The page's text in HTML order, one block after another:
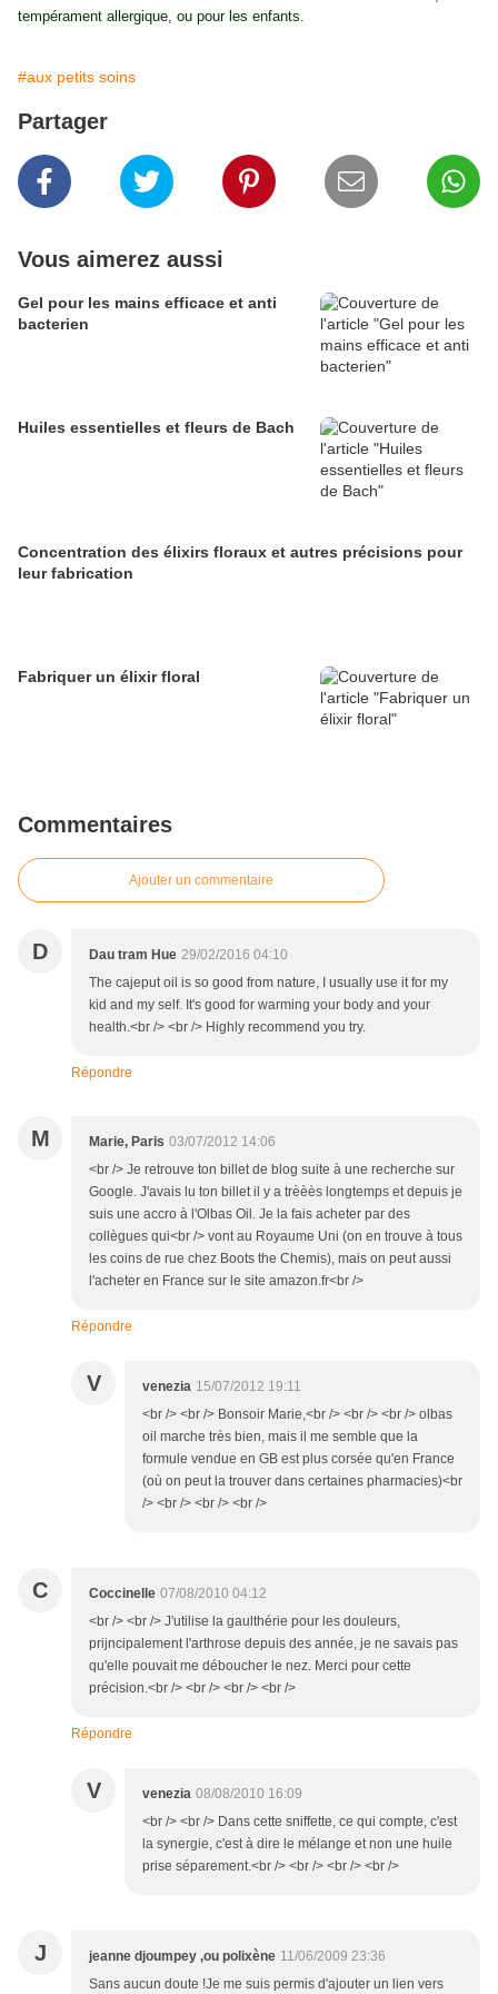
tempérament allergique, ou pour les enfants.
#aux petits soins
Partager
Vous aimerez aussi
Gel pour les mains efficace et anti
bacterien
Huiles essentielles et fleurs de Bach
Concentration des élixirs floraux et autres précisions pour
leur fabrication
Fabriquer un élixir floral
Commentaires
Ajouter un commentaire
D Dau tram Hue 29/02/2016 04:10
The cajeput oil is so good from nature, I usually use it for my
kid and my self. It's good for warming your body and your
health.<br /> <br /> Highly recommend you try.
Répondre
M Marie, Paris 03/07/2012 14:06
<br /> Je retrouve ton billet de blog suite à une recherche sur
Google. J'avais lu ton billet il y a trèèès longtemps et depuis je
suis une accro à l'Olbas Oil. Je la fais acheter par des
collègues qui<br /> vont au Royaume Uni (on en trouve à tous
les coins de rue chez Boots the Chemis), mais on peut aussi
l'acheter en France sur le site amazon.fr<br />
Répondre
V venezia 15/07/2012 19:11
<br /> <br /> Bonsoir Marie,<br /> <br /> <br /> olbas
oil marche très bien, mais il me semble que la
formule vendue en GB est plus corsée qu'en France
(où on peut la trouver dans certaines pharmacies)<br
/> <br /> <br /> <br />
C Coccinelle 07/08/2010 04:12
<br /> <br /> J'utilise la gaulthérie pour les douleurs,
prijncipalement l'arthrose depuis des année, je ne savais pas
qu'elle pouvait me déboucher le nez. Merci pour cette
précision.<br /> <br /> <br /> <br />
Répondre
V venezia 08/08/2010 16:09
<br /> <br /> Dans cette sniffette, ce qui compte, c'est
la synergie, c'est à dire le mélange et non une huile
prise séparement.<br /> <br /> <br /> <br />
J jeanne djoumpey ,ou polixène 11/06/2009 23:36
Sans aucun doute !Je me suis permis d'ajouter un lien vers